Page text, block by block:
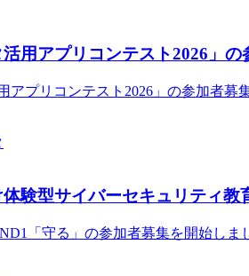
活用アプリコンテスト2026」
アプリコンテスト2026」の参加者募
験型サイバーセキュリティ
「守る」の参加者募集を開始しま